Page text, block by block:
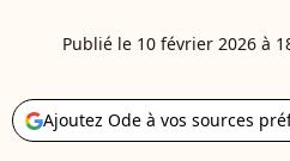
Publié le 10 février 2026 à
Ajoutez Ode à vos sources